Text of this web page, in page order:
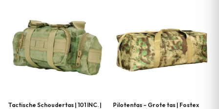
Tactische Schoudertas | 101 INC. |
Pilotentas – Grote tas | Fostex